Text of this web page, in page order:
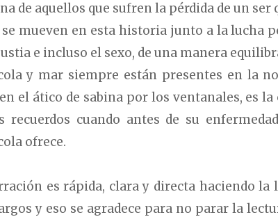
de aquellos que sufren la pérdida de un
mueven en esta historia junto a la lucha
e incluso el sexo, de una manera
y mar siempre están presentes en la
el ático de sabina por los ventanales, es
recuerdos cuando antes de su
ofrece.
es rápida, clara y directa haciendo
y eso se agradece para no parar la